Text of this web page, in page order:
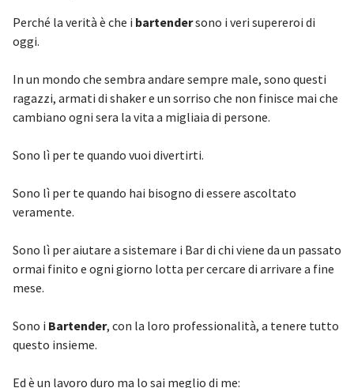
Perché la verità è che i bartendersono i veri supereroi di
oggi.
In un mondo che sembra andare sempre male, sono questi
ragazzi, armati di shaker e un sorriso che non finisce mai che
cambiano ogni sera la vita a migliaia di persone.
Sono lì per te quando vuoi divertirti.
Sono lì per te quando hai bisogno di essere ascoltato
veramente.
Sono lì per aiutare a sistemare i Bar di chi viene da un passato
ormai finito e ogni giorno lotta per cercare di arrivare a fine
mese.
Sono i Bartender, con la loro professionalità, a tenere tutto
questo insieme.
Ed è un lavoro duro ma lo sai meglio di me: